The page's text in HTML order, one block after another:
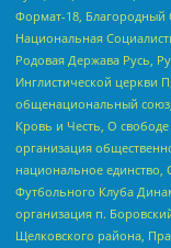
Формат-18, Благородный
Национальная
Родовая Держава Русь,
Инглистической церкви
общенациональный
Кровь и Честь, О
организация
национальное единство,
Футбольного Клуба
организация п.
Щелковского района,